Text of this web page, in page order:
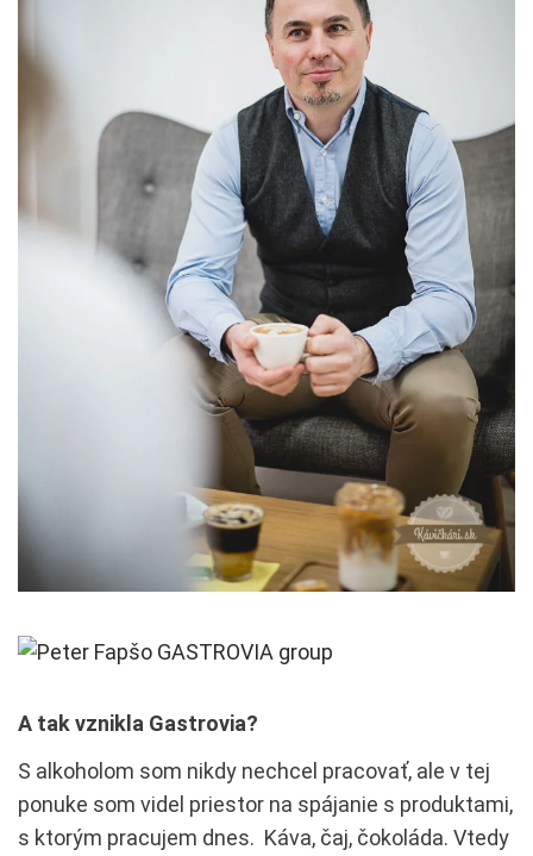
A tak vznikla Gastrovia?
S alkoholom som nikdy nechcel pracovať, ale v tej
ponuke som videl priestor na spájanie s produktami,
s ktorým pracujem dnes. Káva, čaj, čokoláda. Vtedy